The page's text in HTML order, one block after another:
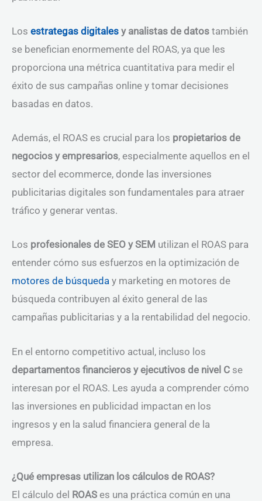
Los estrategas digitales y analistas de datos también
se benefician enormemente del ROAS, ya que les
proporciona una métrica cuantitativa para medir el
éxito de sus campañas online y tomar decisiones
basadas en datos.
Además, el ROAS es crucial para los propietarios de
negocios y empresarios, especialmente aquellos en el
sector del ecommerce, donde las inversiones
publicitarias digitales son fundamentales para atraer
tráfico y generar ventas.
Los profesionales de SEO y SEM utilizan el ROAS para
entender cómo sus esfuerzos en la optimización de
motores de búsqueda y marketing en motores de
búsqueda contribuyen al éxito general de las
campañas publicitarias y a la rentabilidad del negocio.
En el entorno competitivo actual, incluso los
departamentos financieros y ejecutivos de nivel C se
interesan por el ROAS. Les ayuda a comprender cómo
las inversiones en publicidad impactan en los
ingresos y en la salud financiera general de la
empresa.
¿Qué empresas utilizan los cálculos de ROAS?
El cálculo del ROAS es una práctica común en una